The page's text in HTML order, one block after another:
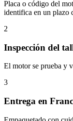
Placa o código del
identifica en un plazo
2
Inspección del
El motor se prueba y
3
Entrega en